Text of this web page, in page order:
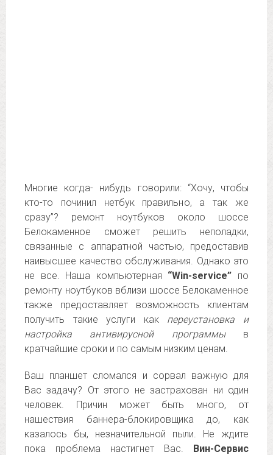
Многие когда- нибудь говорили: “Хочу, чтобы
кто-то починил нетбук правильно, а так же
сразу”? ремонт ноутбуков около шоссе
Белокаменное сможет решить неполадки,
связанные с аппаратной частью, предоставив
наивысшее качество обслуживания. Однако это
не все. Наша компьютерная “Win-service” по
ремонту ноутбуков вблизи шоссе Белокаменное
также предоставляет возможность клиентам
получить такие услуги как переустановка и
настройка антивирусной программыв
кратчайшие сроки и по самым низким ценам.
Ваш планшет сломался и сорвал важную для
Вас задачу? От этого не застрахован ни один
человек. Причин может быть много, от
нашествия баннера-блокировщика до, как
казалось бы, незначительной пыли. Не ждите
пока проблема настигнет Вас. Вин-Сервис